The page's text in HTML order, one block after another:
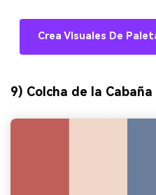
Crea Visuales De
9) Colcha de la Cabaña